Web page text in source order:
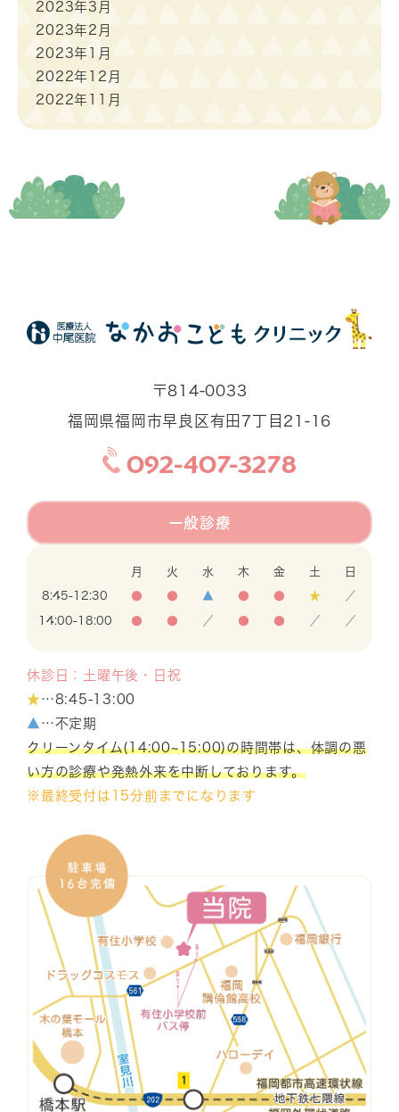
2023年3月
2023年2月
2023年1月
2022年12月
2022年11月
〒814-0033
福岡県福岡市早良区有田7丁目21-16
092-407-3278
一般診療
月 火 水 木 金 土 日
8:45-12:30 ● ● ▲ ● ● ★ ／
14:00-18:00 ● ● ／ ● ● ／ ／
休診日：土曜午後・日祝
★…8:45-13:00
▲ …不定期
クリーンタイム(14:00~15:00)の時間帯は、体調の悪
い方の診療や発熱外来を中断しております。
※最終受付は15分前までになります